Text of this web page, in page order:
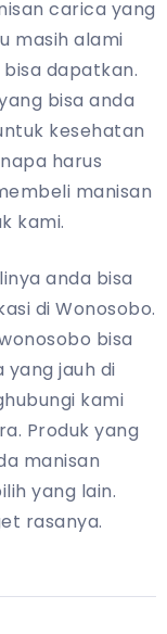
carica yang
masih alami
dapatkan.
bisa anda
kesehatan
harus
manisan
kami.
anda bisa
di Wonosobo.
bisa
yang jauh di
kami
Produk yang
manisan
yang lain.
rasanya.